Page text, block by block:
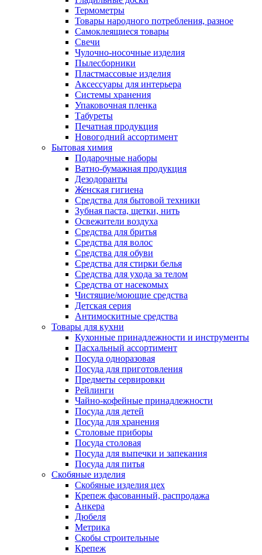
Термометры
Товары народного потребления, разное
Самоклеящиеся товары
Свечи
Чулочно-носочные изделия
Пылесборники
Пластмассовые изделия
Аксессуары для интерьера
Системы хранения
Упаковочная пленка
Табуреты
Печатная продукция
Новогодний ассортимент
Бытовая химия
Подарочные наборы
Ватно-бумажная продукция
Дезодоранты
Женская гигиена
Средства для бытовой техники
Зубная паста, щетки, нить
Освежители воздуха
Средства для бритья
Средства для волос
Средства для обуви
Средства для стирки белья
Средства для ухода за телом
Средства от насекомых
Чистящие/моющие средства
Детская серия
Антимоскитные средства
Товары для кухни
Кухонные принадлежности и инструменты
Пасхальный ассортимент
Посуда одноразовая
Посуда для приготовления
Предметы сервировки
Рейлинги
Чайно-кофейные принадлежности
Посуда для детей
Посуда для хранения
Столовые приборы
Посуда столовая
Посуда для выпечки и запекания
Посуда для питья
Скобяные изделия
Скобяные изделия цех
Крепеж фасованный, распродажа
Анкера
Дюбеля
Метрика
Скобы строительные
Крепеж